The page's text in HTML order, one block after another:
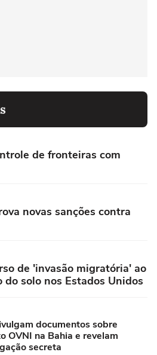
de fronteiras com
novas sanções contra
de 'invasão migratória' ao
solo nos Estados Unidos
documentos sobre
OVNI na Bahia e revelam
secreta